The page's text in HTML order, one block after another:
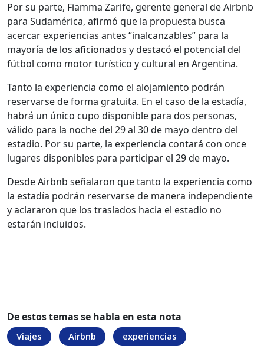
Por su parte, Fiamma Zarife, gerente general de Airbnb
para Sudamérica, afirmó que la propuesta busca
acercar experiencias antes “inalcanzables” para la
mayoría de los aficionados y destacó el potencial del
fútbol como motor turístico y cultural en Argentina.
Tanto la experiencia como el alojamiento podrán
reservarse de forma gratuita. En el caso de la estadía,
habrá un único cupo disponible para dos personas,
válido para la noche del 29 al 30 de mayo dentro del
estadio. Por su parte, la experiencia contará con once
lugares disponibles para participar el 29 de mayo.
Desde Airbnb señalaron que tanto la experiencia como
la estadía podrán reservarse de manera independiente
y aclararon que los traslados hacia el estadio no
estarán incluidos.
De estos temas se habla en esta nota
Viajes Airbnb experiencias